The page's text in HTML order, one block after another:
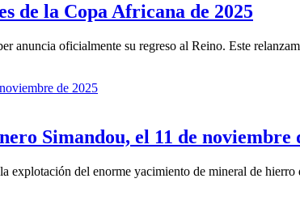
de la Copa Africana de 2025
anuncia oficialmente su regreso al Reino. Este
Simandou, el 11 de noviembre
explotación del enorme yacimiento de mineral de hierro